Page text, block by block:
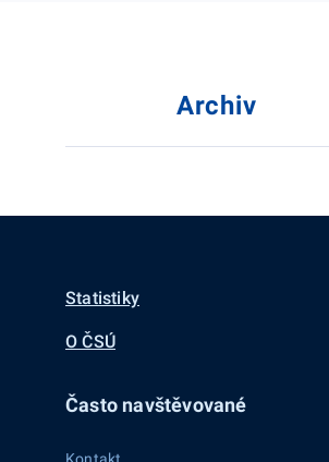
Archiv
Statistiky
O ČSÚ
Často navštěvované